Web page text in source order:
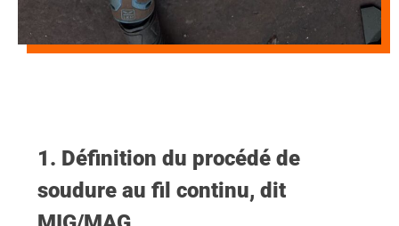
1. Définition du procédé de
soudure au fil continu, dit